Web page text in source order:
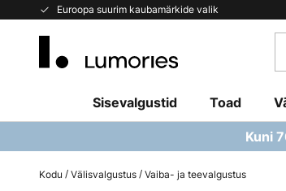
Euroopa suurim kaubamärkide valik
Skip
Sisevalgustid Toad
Kuni
Kodu Välisvalgustus Vaiba- ja teevalgustus